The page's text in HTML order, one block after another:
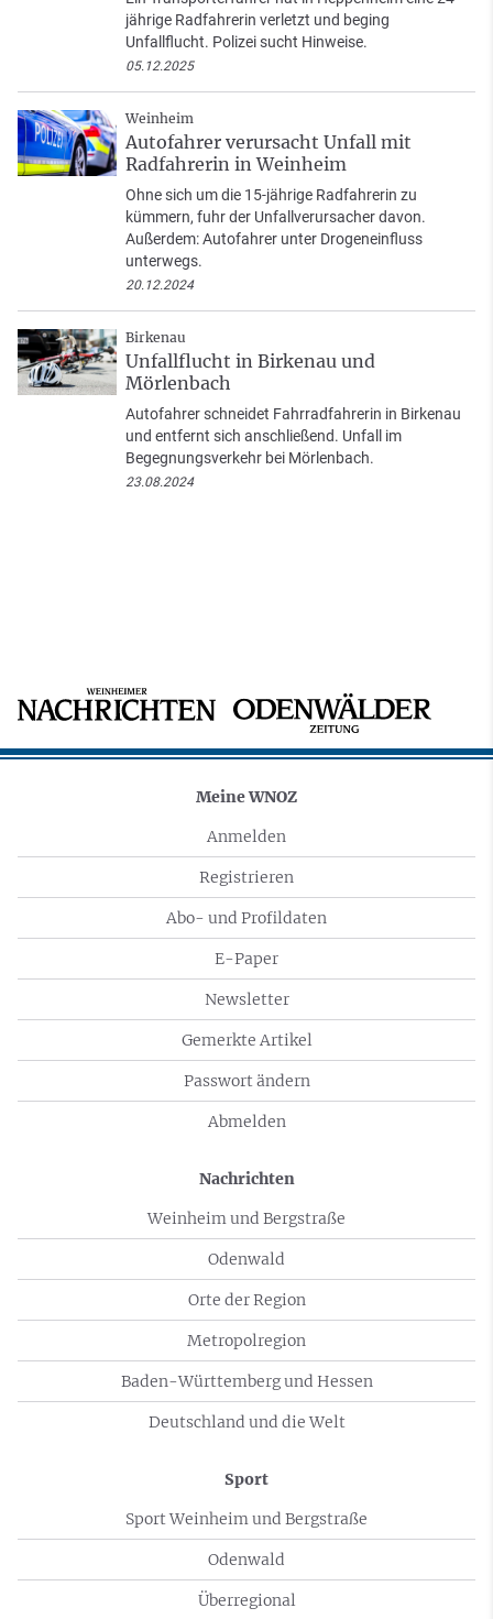
jährige Radfahrerin verletzt und beging
Unfallflucht. Polizei sucht Hinweise.
05.12.2025
Weinheim
Autofahrer verursacht Unfall mit
Radfahrerin in Weinheim
Ohne sich um die 15-jährige Radfahrerin zu
kümmern, fuhr der Unfallverursacher davon.
Außerdem: Autofahrer unter Drogeneinfluss
unterwegs.
20.12.2024
Birkenau
Unfallflucht in Birkenau und
Mörlenbach
Autofahrer schneidet Fahrradfahrerin in Birkenau
und entfernt sich anschließend. Unfall im
Begegnungsverkehr bei Mörlenbach.
23.08.2024
Meine WNOZ
Anmelden
Registrieren
Abo- und Profildaten
E-Paper
Newsletter
Gemerkte Artikel
Passwort ändern
Abmelden
Nachrichten
Weinheim und Bergstraße
Odenwald
Orte der Region
Metropolregion
Baden-Württemberg und Hessen
Deutschland und die Welt
Sport
Sport Weinheim und Bergstraße
Odenwald
Überregional